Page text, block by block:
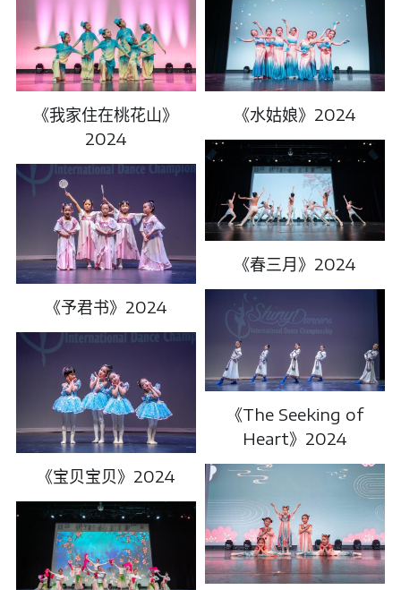
《我家住在桃花山》
2024
《予君书》2024
《宝贝宝贝》2024
《水姑娘》2024
《春三月》2024
《The Seeking of
Heart》2024